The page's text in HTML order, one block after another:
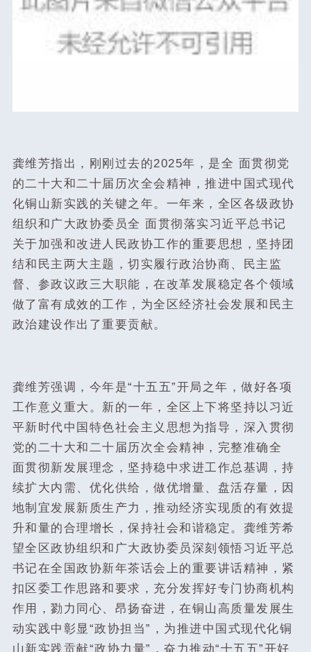
龚维芳指出，刚刚过去的2025年，是全 面贯彻党
的二十大和二十届历次全会精神，推进中国式现代
化铜山新实践的关键之年。一年来，全区各级政协
组织和广大政协委员全 面贯彻落实习近平总书记
关于加强和改进人民政协工作的重要思想，坚持团
结和民主两大主题，切实履行政治协商、民主监
督、参政议政三大职能，在改革发展稳定各个领域
做了富有成效的工作，为全区经济社会发展和民主
政治建设作出了重要贡献。
龚维芳强调，今年是“十五五”开局之年，做好各项
工作意义重大。新的一年，全区上下将坚持以习近
平新时代中国特色社会主义思想为指导，深入贯彻
党的二十大和二十届历次全会精神，完整准确全
面贯彻新发展理念，坚持稳中求进工作总基调，持
续扩大内需、优化供给，做优增量、盘活存量，因
地制宜发展新质生产力，推动经济实现质的有效提
升和量的合理增长，保持社会和谐稳定。龚维芳希
望全区政协组织和广大政协委员深刻领悟习近平总
书记在全国政协新年茶话会上的重要讲话精神，紧
扣区委工作思路和要求，充分发挥好专门协商机构
作用，勠力同心、昂扬奋进，在铜山高质量发展生
动实践中彰显“政协担当”，为推进中国式现代化铜
山新实践贡献“政协力量”，奋力推动“十五五”开好